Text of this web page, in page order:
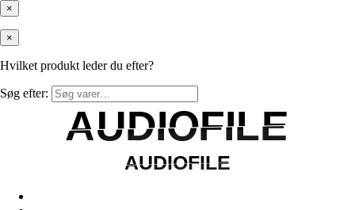
×
×
Hvilket produkt leder du efter?
Søg efter:
AUDIOFILE
AUDIOFILE
AUDIOFILE
AUDIOFILE